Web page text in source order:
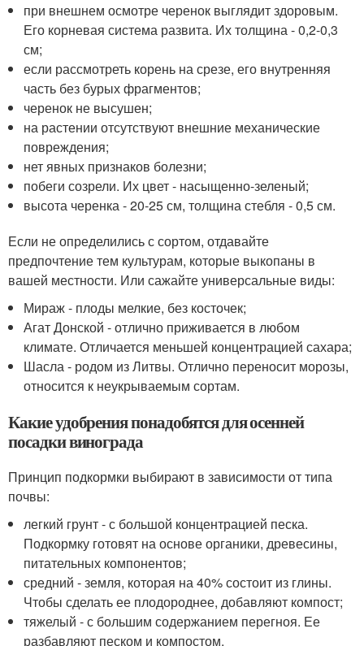
при внешнем осмотре черенок выглядит здоровым.
Его корневая система развита. Их толщина - 0,2-0,3
см;
если рассмотреть корень на срезе, его внутренняя
часть без бурых фрагментов;
черенок не высушен;
на растении отсутствуют внешние механические
повреждения;
нет явных признаков болезни;
побеги созрели. Их цвет - насыщенно-зеленый;
высота черенка - 20-25 см, толщина стебля - 0,5 см.
Если не определились с сортом, отдавайте
предпочтение тем культурам, которые выкопаны в
вашей местности. Или сажайте универсальные виды:
Мираж - плоды мелкие, без косточек;
Агат Донской - отлично приживается в любом
климате. Отличается меньшей концентрацией сахара;
Шасла - родом из Литвы. Отлично переносит морозы,
относится к неукрываемым сортам.
Какие удобрения понадобятся для осенней
посадки винограда
Принцип подкормки выбирают в зависимости от типа
почвы:
легкий грунт - с большой концентрацией песка.
Подкормку готовят на основе органики, древесины,
питательных компонентов;
средний - земля, которая на 40% состоит из глины.
Чтобы сделать ее плодороднее, добавляют компост;
тяжелый - с большим содержанием перегноя. Ее
разбавляют песком и компостом.